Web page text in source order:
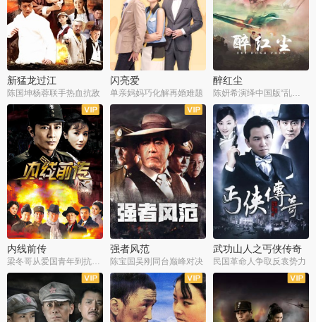
新猛龙过江
陈国坤杨蓉联手热血抗敌
闪亮爱
单亲妈妈巧化解再婚难题
醉红尘
陈妍希演绎中国版“乱世佳人”
全30集
内线前传
全30集
强者风范
陈宝国吴刚同台巅峰对决
全30集
武功山人之丐侠传奇
民国革命人争取反袁势力
全38集
全9集 全35集